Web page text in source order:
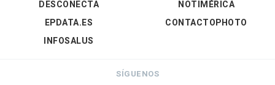
DESCONECTA
EPDATA.ES
INFOSALUS
NOTIMÉRICA
CONTACTOPHOTO
SÍGUENOS